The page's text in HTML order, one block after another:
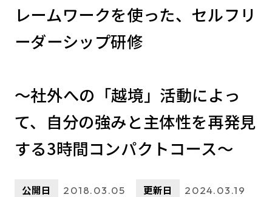
レームワークを使った、セルフリ
ーダーシップ研修
～社外への「越境」活動によっ
て、自分の強みと主体性を再発見
する3時間コンパクトコース～
公開日 2018.03.05 更新日 2024.03.19